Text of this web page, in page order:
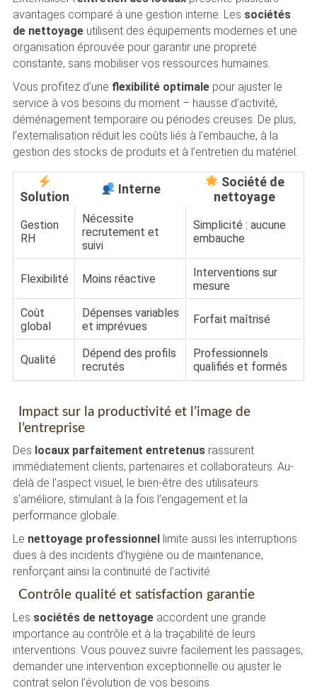
avantages comparé à une gestion interne. Les sociétés
de nettoyageutilisent des équipements modernes et une
organisation éprouvée pour garantir une propreté
constante, sans mobiliser vos ressources humaines.
Vous profitez d’une flexibilité optimalepour ajuster le
service à vos besoins du moment – hausse d’activité,
déménagement temporaire ou périodes creuses. De plus,
l’externalisation réduit les coûts liés à l’embauche, à la
gestion des stocks de produits et à l’entretien du matériel.
Solution
Interne
Société de
nettoyage
Gestion
RH
Nécessite
recrutement et
suivi
Simplicité : aucune
embauche
Flexibilité Moins réactive
Interventions sur
mesure
Coût
global
Dépenses variables
et imprévues
Forfait maîtrisé
Qualité
Dépend des profils
recrutés
Professionnels
qualifiés et formés
Impact sur la productivité et l’image de
l’entreprise
Des locaux parfaitement entretenusrassurent
immédiatement clients, partenaires et collaborateurs. Au-
delà de l’aspect visuel, le bien-être des utilisateurs
s’améliore, stimulant à la fois l’engagement et la
performance globale.
Le nettoyage professionnel
limite aussi les interruptions
dues à des incidents d’hygiène ou de maintenance,
renforçant ainsi la continuité de l’activité.
Contrôle qualité et satisfaction garantie
Les sociétés de nettoyageaccordent une grande
importance au contrôle et à la traçabilité de leurs
interventions. Vous pouvez suivre facilement les passages,
demander une intervention exceptionnelle ou ajuster le
contrat selon l’évolution de vos besoins.